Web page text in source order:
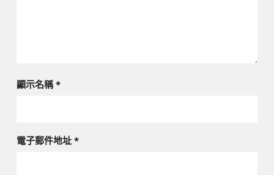
顯示名稱*
電子郵件地址 *